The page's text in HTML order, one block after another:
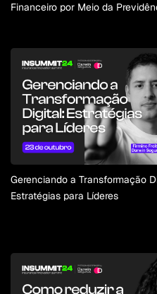
Financeiro por Meio da
Gerenciando a Transformação
Estratégias para Líderes